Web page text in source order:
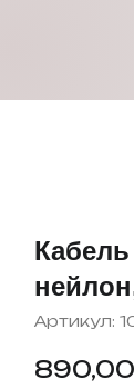
Артикул:
890,00